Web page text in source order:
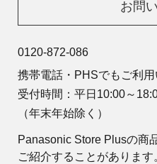
お問
0120-872-086
携帯電話・PHSでもご利用
受付時間：平日10:00～
（年末年始除く）
Panasonic Store Plusの商
ご紹介することがあります